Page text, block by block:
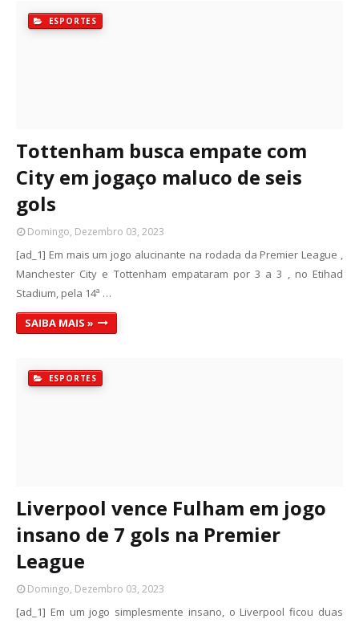
ESPORTES
Tottenham busca empate com
City em jogaço maluco de seis
gols
Domingo, Dezembro 03, 2023
[ad_1] Em mais um jogo alucinante na rodada da Premier League ,
Manchester City e Tottenham empataram por 3 a 3 , no Etihad
Stadium, pela 14ª …
SAIBA MAIS »
ESPORTES
Liverpool vence Fulham em jogo
insano de 7 gols na Premier
League
Domingo, Dezembro 03, 2023
[ad_1] Em um jogo simplesmente insano, o Liverpool ficou duas